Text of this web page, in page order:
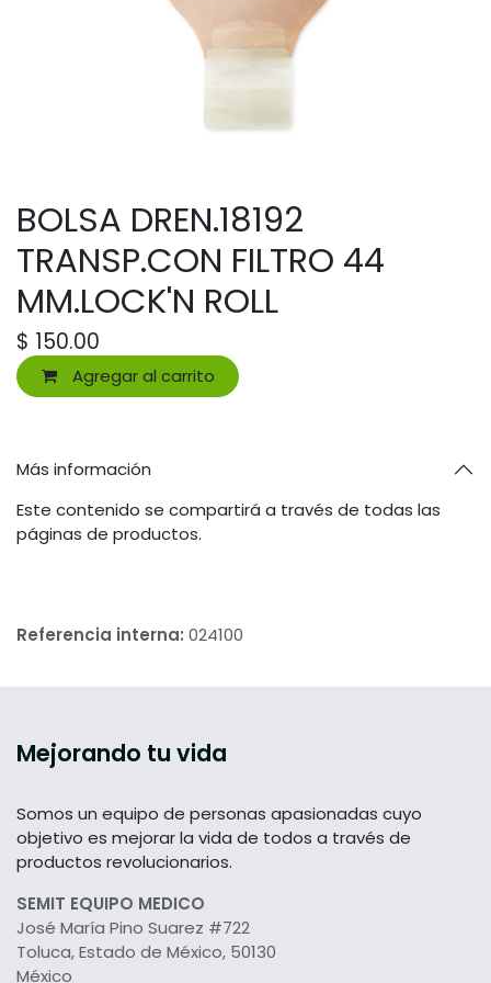
BOLSA DREN.18192
TRANSP.CON FILTRO 44
MM.LOCK'N ROLL
$ 150.00
Agregar al carrito
Más información
Este contenido se compartirá a través de todas las
páginas de productos.
Referencia interna: 024100
Mejorando tu vida
Somos un equipo de personas apasionadas cuyo
objetivo es mejorar la vida de todos a través de
productos revolucionarios.
SEMIT EQUIPO MEDICO
José María Pino Suarez #722
Toluca, Estado de México, 50130
México